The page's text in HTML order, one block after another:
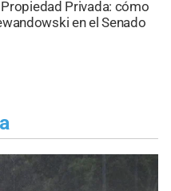
Privada: cómo
en el Senado